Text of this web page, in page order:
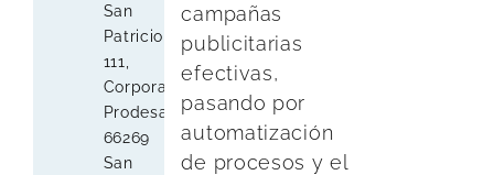
San
Patricio
111,
Corporativo
Prodesa,
66269
San
campañas
publicitarias
efectivas,
pasando por
automatización
de procesos y el